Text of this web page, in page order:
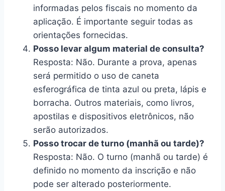
informadas pelos fiscais no momento da
aplicação. É importante seguir todas as
orientações fornecidas.
Posso levar algum material de consulta?
Resposta: Não. Durante a prova, apenas
será permitido o uso de caneta
esferográfica de tinta azul ou preta, lápis e
borracha. Outros materiais, como livros,
apostilas e dispositivos eletrônicos, não
serão autorizados.
Posso trocar de turno (manhã ou tarde)?
Resposta: Não. O turno (manhã ou tarde) é
definido no momento da inscrição e não
pode ser alterado posteriormente.